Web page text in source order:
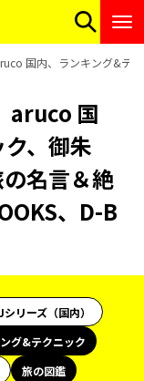
国内、ランキング&テ
aruco 国
、御朱
名言＆絶
、D-B
リーズ（国内）
グ&テクニック
旅の図鑑